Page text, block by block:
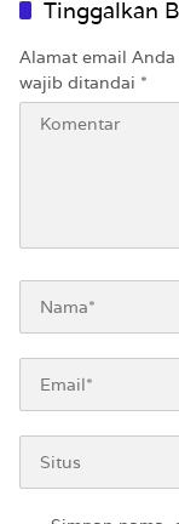
Tinggalkan
Alamat email
wajib ditandai *